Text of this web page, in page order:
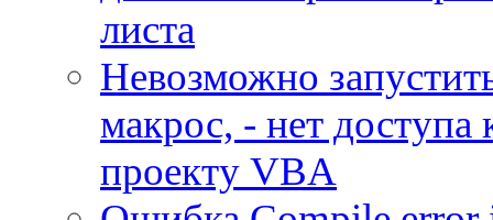
листа
Невозможно
макрос, - нет доступа
проекту VBA